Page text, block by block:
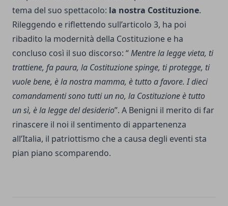
tema del suo spettacolo: la nostra Costituzione.
Rileggendo e riflettendo sull’articolo 3, ha poi
ribadito la modernità della Costituzione e ha
concluso così il suo discorso: “Mentre la legge vieta, ti
trattiene, fa paura, la Costituzione spinge, ti protegge, ti
vuole bene, è la nostra mamma, è tutto a favore. I dieci
comandamenti sono tutti un no, la Costituzione è tutto
un sì, è la legge del desiderio”. A Benigni il merito di far
rinascere il noi il sentimento di appartenenza
all’Italia, il patriottismo che a causa degli eventi sta
pian piano scomparendo.